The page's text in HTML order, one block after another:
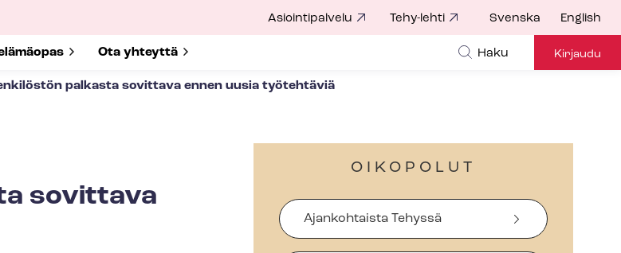
submenu for Show submenu for
Ota yhteyttä
Asiointipalvelu Tehy-lehti Svenska English
Haku Kirjaudu
palkasta sovittava ennen uusia työtehtäviä
sovittava
OIKOPOLUT
Ajankohtaista Tehyssä